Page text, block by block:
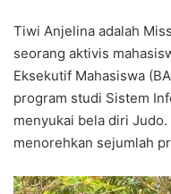
Tiwi Anjelina adalah
seorang aktivis
Eksekutif Mahasiswa
program studi Sistem
menyukai bela diri
menorehkan sejumlah